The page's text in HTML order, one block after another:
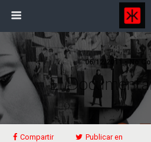
06/12/2011 • No
El
Compartir
Publicar en